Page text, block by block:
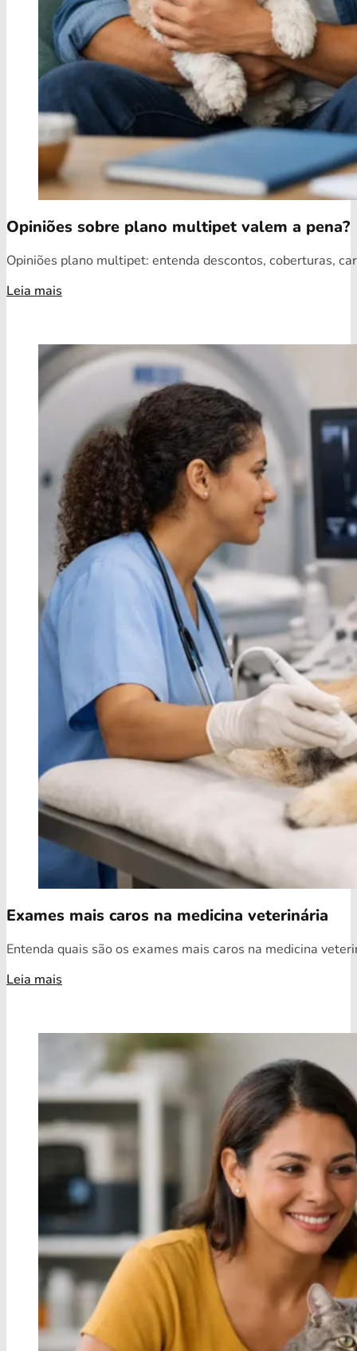
Opiniões sobre plano multipet valem a pena?
Opiniões plano multipet: entenda descontos, coberturas,
Leia mais
Exames mais caros na medicina veterinária
Entenda quais são os exames mais caros na medicina
Leia mais